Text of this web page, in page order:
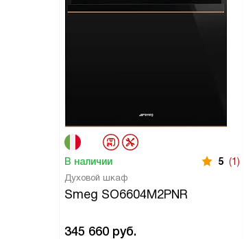
В наличии 5 (1)
Духовой шкаф
Smeg SO6604M2PNR
345 660 руб.